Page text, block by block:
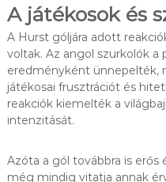
A játékosok és
A Hurst góljára adott
voltak. Az angol szurkolók
eredményként ünnepelték,
játékosai frusztrációt és
reakciók kiemelték a
intenzitását.
Azóta a gól továbbra is erős
még mindig vitatja annak